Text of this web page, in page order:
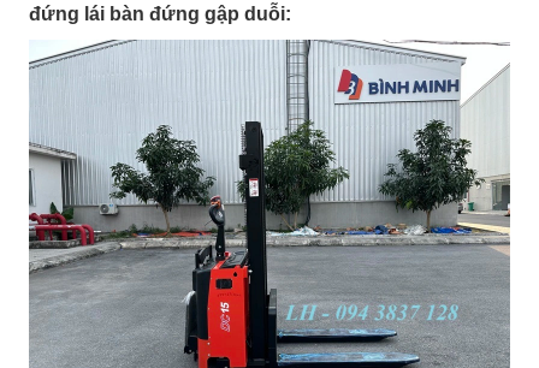
đứng lái bàn đứng gập duỗi: